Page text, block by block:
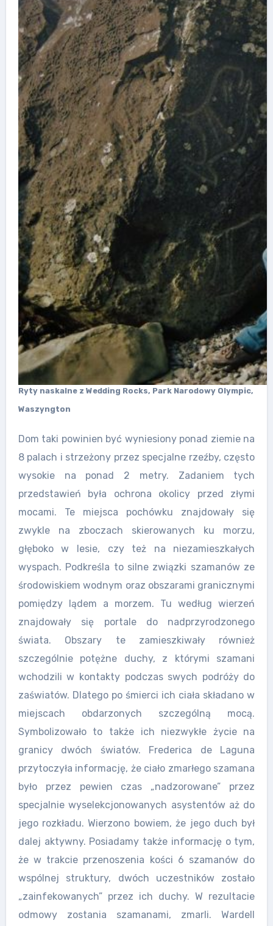
Ryty naskalne z Wedding Rocks, Park Narodowy Olympic,
Waszyngton
Dom taki powinien być wyniesiony ponad ziemie na
8 palach i strzeżony przez specjalne rzeźby, często
wysokie na ponad 2 metry. Zadaniem tych
przedstawień była ochrona okolicy przed złymi
mocami. Te miejsca pochówku znajdowały się
zwykle na zboczach skierowanych ku morzu,
głęboko w lesie, czy też na niezamieszkałych
wyspach. Podkreśla to silne związki szamanów ze
środowiskiem wodnym oraz obszarami granicznymi
pomiędzy lądem a morzem. Tu według wierzeń
znajdowały się portale do nadprzyrodzonego
świata. Obszary te zamieszkiwały również
szczególnie potężne duchy, z którymi szamani
wchodzili w kontakty podczas swych podróży do
zaświatów. Dlatego po śmierci ich ciała składano w
miejscach obdarzonych szczególną mocą.
Symbolizowało to także ich niezwykłe życie na
granicy dwóch światów. Frederica de Laguna
przytoczyła informację, że ciało zmarłego szamana
było przez pewien czas „nadzorowane” przez
specjalnie wyselekcjonowanych asystentów aż do
jego rozkładu. Wierzono bowiem, że jego duch był
dalej aktywny. Posiadamy także informację o tym,
że w trakcie przenoszenia kości 6 szamanów do
wspólnej struktury, dwóch uczestników zostało
„zainfekowanych” przez ich duchy. W rezultacie
odmowy zostania szamanami, zmarli. Wardell